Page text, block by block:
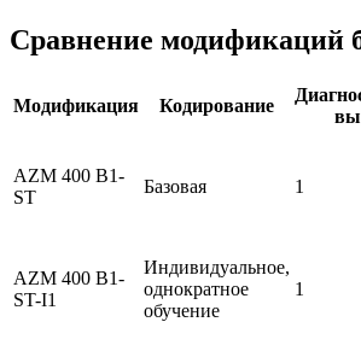
Сравнение модификаций
Модификация Кодирование
AZM 400 B1-
ST
Базовая 1
AZM 400 B1-
ST-I1
Индивидуальное,
однократное
обучение
1